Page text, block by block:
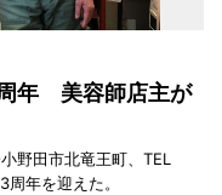
年 美容師店主が
野田市北竜王町、TEL
年を迎えた。